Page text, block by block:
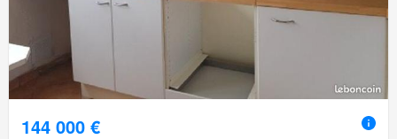
144 000 €